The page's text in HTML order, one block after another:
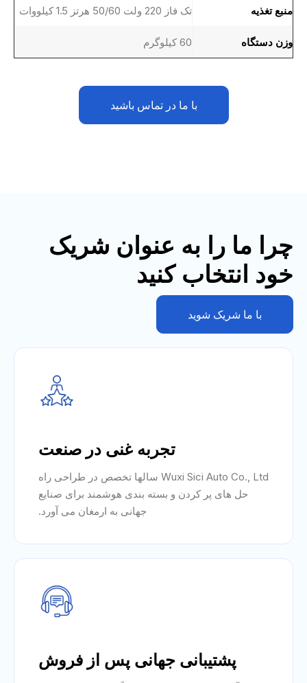
منبع تغذیه تک فاز 220 ولت 50/60 هرتز 1.5 کیلووات
وزن دستگاه 60 کیلوگرم
با ما در تماس باشید
چرا ما را به عنوان شریک
خود انتخاب کنید
با ما شریک شوید
تجربه غنی در صنعت
Wuxi Sici Auto Co., Ltd سالها تخصص در طراحی راه
حل های پر کردن و بسته بندی هوشمند برای صنایع
جهانی به ارمغان می آورد.
پشتیبانی جهانی پس از فروش